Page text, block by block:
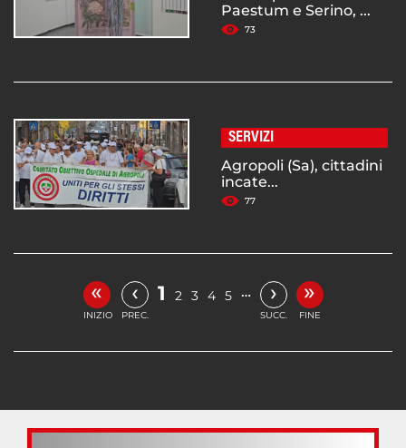
Paestum e Serino, ...
73
SERVIZI
Agropoli (Sa), cittadini
incate...
77
«
INIZIO
‹
PREC.
1 2 3 4 5 … ›
SUCC.
»
FINE